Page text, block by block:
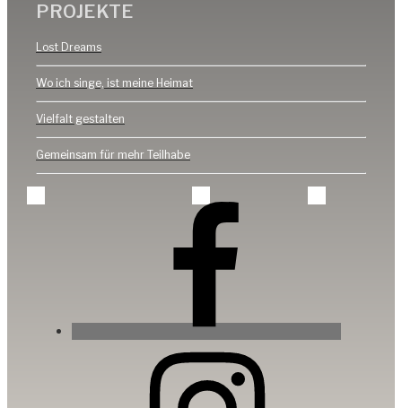
PROJEKTE
Lost Dreams
Wo ich singe, ist meine Heimat
Vielfalt gestalten
Gemeinsam für mehr Teilhabe